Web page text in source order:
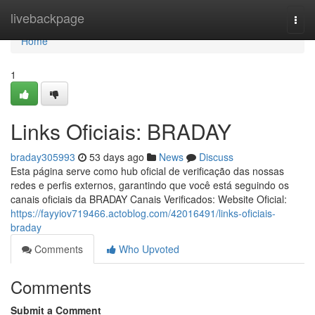
livebackpage
Home
Home
1
Links Oficiais: BRADAY
braday305993 53 days ago News
Discuss
Esta página serve como hub oficial de verificação das nossas
redes e perfis externos, garantindo que você está seguindo os
canais oficiais da BRADAY Canais Verificados: Website Oficial:
https://fayyiov719466.actoblog.com/42016491/links-oficiais-
braday
Comments
Who Upvoted
Comments
Submit a Comment